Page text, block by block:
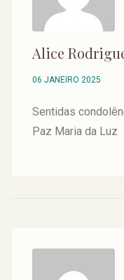
Alice
06 JANEIRO 2025
Sentidas
Paz Maria da Luz